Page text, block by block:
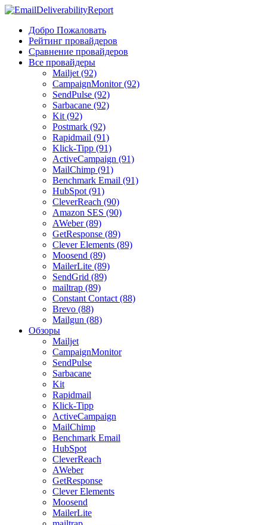
Добро Пожаловать
Рейтинг провайдеров
Сравнение провайдеров
Все провайдеры
Mailjet (92)
CampaignMonitor (92)
SendPulse (92)
Sarbacane (92)
Kit (92)
Postmark (92)
Rapidmail (91)
Klick-Tipp (91)
ActiveCampaign (91)
MailChimp (91)
Benchmark Email (91)
HubSpot (91)
CleverReach (90)
Amazon SES (90)
AWeber (89)
GetResponse (89)
Clever Elements (89)
Moosend (89)
MailerLite (89)
SendGrid (89)
mailtrap (89)
Constant Contact (88)
Brevo (88)
Mailgun (88)
Обзоры
Mailjet
CampaignMonitor
SendPulse
Sarbacane
Kit
Rapidmail
Klick-Tipp
ActiveCampaign
MailChimp
Benchmark Email
HubSpot
CleverReach
AWeber
GetResponse
Clever Elements
Moosend
MailerLite